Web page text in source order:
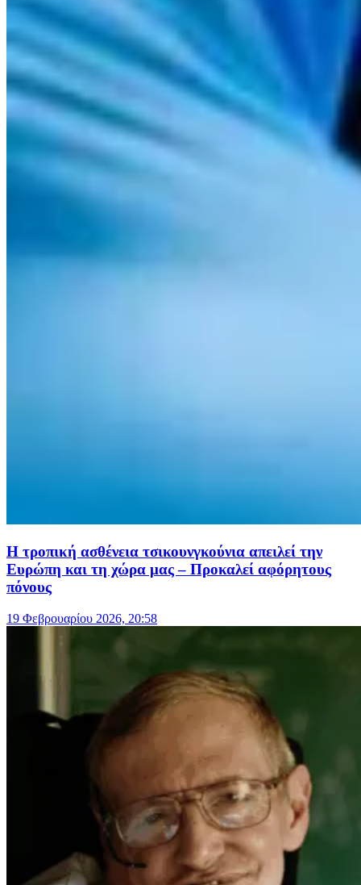
Η τροπική ασθένεια τσικουνγκούνια απειλεί την
Ευρώπη και τη χώρα μας – Προκαλεί αφόρητους
πόνους
19 Φεβρουαρίου 2026, 20:58